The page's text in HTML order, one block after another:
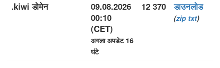
.kiwi डोमेन
09.08.2026
00:10
(CET)
अगला अपडेट 16
घंटे
12 370 डाउनलोड
(zip txt)